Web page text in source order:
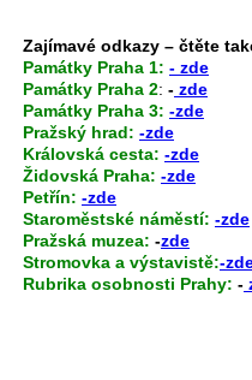
Zajímavé odkazy – čtěte
Památky Praha 1: - zde
Památky Praha 2: - zde
Památky Praha 3: -zde
Pražský hrad: -zde
Královská cesta: -zde
Židovská Praha: -zde
Petřín: -zde
Staroměstské náměstí: -zde
Pražská muzea: -zde
Stromovka a výstavistě:-
Rubrika osobnosti Prahy: -